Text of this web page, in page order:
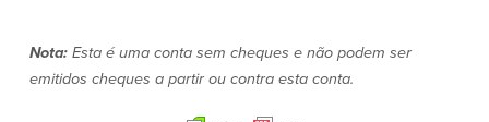
Segurança Recursos
Nota: Esta é uma conta sem cheques e não podem ser
emitidos cheques a partir ou contra esta conta.